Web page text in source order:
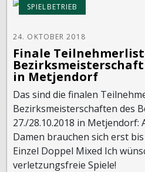
SPIELBETRIEB
24. OKTOBER 2018
Finale
Bezirksmeisterschaft
in Metjendorf
Das sind die finalen
Bezirksmeisterschaften des
27./28.10.2018 in Metjendorf:
Damen brauchen sich erst
Einzel Doppel Mixed Ich
verletzungsfreie Spiele!